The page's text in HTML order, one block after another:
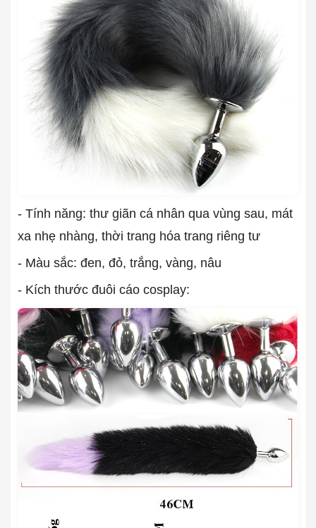
- Tính năng: thư giãn cá nhân qua vùng sau, mát
xa nhẹ nhàng, thời trang hóa trang riêng tư
- Màu sắc: đen, đỏ, trắng, vàng, nâu
- Kích thước đuôi cáo cosplay: